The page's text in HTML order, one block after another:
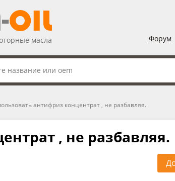
Форум
масла
антифриз концентрат , не разбавляя.
, не разбавляя.